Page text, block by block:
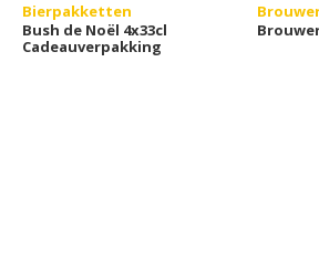
Bierpakketten
Bush de Noël 4x33cl
Cadeauverpakking